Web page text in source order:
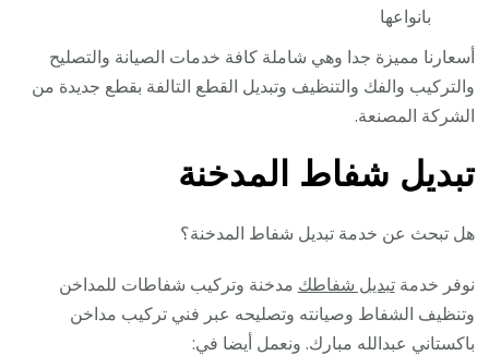
بانواعها
أسعارنا مميزة جدا وهي شاملة كافة خدمات الصيانة والتصليح
والتركيب والفك والتنظيف وتبديل القطع التالفة بقطع جديدة من
الشركة المصنعة.
تبديل شفاط المدخنة
هل تبحث عن خدمة تبديل شفاط المدخنة؟
نوفر خدمةتبديل شفاطك مدخنة وتركيب شفاطات للمداخن
وتنظيف الشفاط وصيانته وتصليحه عبر فني تركيب مداخن
باكستاني عبدالله مبارك. ونعمل أيضا في: